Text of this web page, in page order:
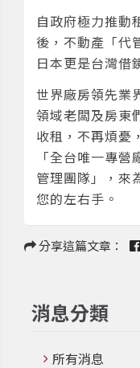
自政府極力推動
後，不動產「代
日本更是台灣借
世界廠房領先業
領域老闆及房東
收租，不再煩憂
「全台唯一專
管理團隊」，來
您的左右手。
分享這篇文章：
消息分類
所有消息